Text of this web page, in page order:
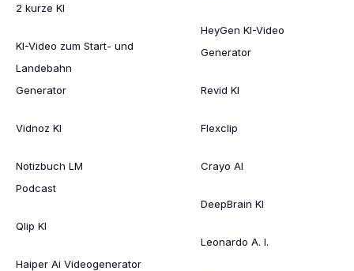
2 kurze KI
KI-Video zum Start- und
Landebahn
Generator
Vidnoz KI
Notizbuch LM
Podcast
Qlip KI
Haiper Ai Videogenerator
HeyGen KI-Video
Generator
Revid KI
Flexclip
Crayo AI
DeepBrain KI
Leonardo A. I.